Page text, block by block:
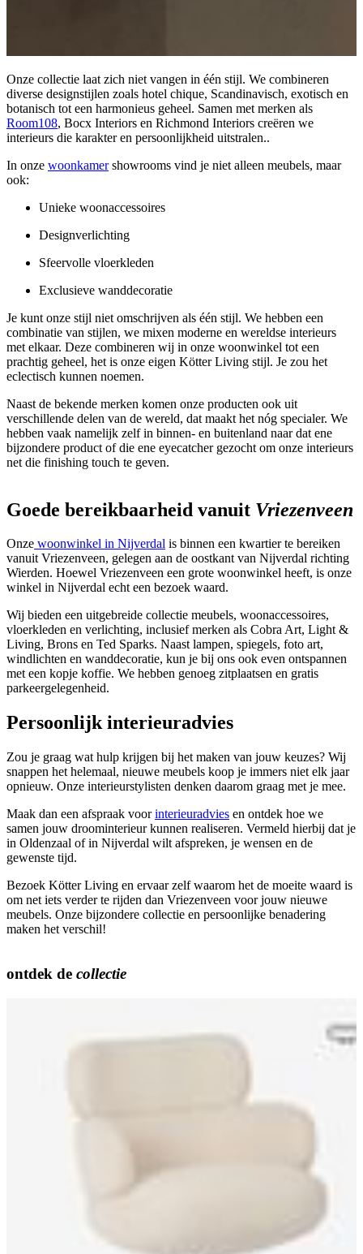
Onze collectie laat zich niet vangen in één stijl. We combineren
diverse designstijlen zoals hotel chique, Scandinavisch, exotisch en
botanisch tot een harmonieus geheel. Samen met merken als
Room108, Bocx Interiors en Richmond Interiors creëren we
interieurs die karakter en persoonlijkheid uitstralen..
In onze woonkamershowrooms vind je niet alleen meubels, maar
ook:
Unieke woonaccessoires
Designverlichting
Sfeervolle vloerkleden
Exclusieve wanddecoratie
Je kunt onze stijl niet omschrijven als één stijl. We hebben een
combinatie van stijlen, we mixen moderne en wereldse interieurs
met elkaar. Deze combineren wij in onze woonwinkel tot een
prachtig geheel, het is onze eigen Kötter Living stijl. Je zou het
eclectisch kunnen noemen.
Naast de bekende merken komen onze producten ook uit
verschillende delen van de wereld, dat maakt het nóg specialer. We
hebben vaak namelijk zelf in binnen- en buitenland naar dat ene
bijzondere product of die ene eyecatcher gezocht om onze interieurs
net die finishing touch te geven.
Goede bereikbaarheid vanuit Vriezenveen
Onze woonwinkel in Nijverdal is binnen een kwartier te bereiken
vanuit Vriezenveen, gelegen aan de oostkant van Nijverdal richting
Wierden. Hoewel Vriezenveen een grote woonwinkel heeft, is onze
winkel in Nijverdal echt een bezoek waard.
Wij bieden een uitgebreide collectie meubels, woonaccessoires,
vloerkleden en verlichting, inclusief merken als Cobra Art, Light &
Living, Brons en Ted Sparks. Naast lampen, spiegels, foto art,
windlichten en wanddecoratie, kun je bij ons ook even ontspannen
met een kopje koffie. We hebben genoeg zitplaatsen en gratis
parkeergelegenheid.
Persoonlijk interieuradvies
Zou je graag wat hulp krijgen bij het maken van jouw keuzes? Wij
snappen het helemaal, nieuwe meubels koop je immers niet elk jaar
opnieuw. Onze interieurstylisten denken daarom graag met je mee.
Maak dan een afspraak voorinterieuradvies en ontdek hoe we
samen jouw droominterieur kunnen realiseren. Vermeld hierbij dat je
in Oldenzaal of in Nijverdal wilt afspreken, je wensen en de
gewenste tijd.
Bezoek Kötter Living en ervaar zelf waarom het de moeite waard is
om net iets verder te rijden dan Vriezenveen voor jouw nieuwe
meubels. Onze bijzondere collectie en persoonlijke benadering
maken het verschil!
ontdek de collectie